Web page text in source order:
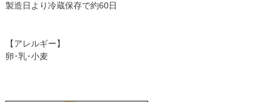
製造日より冷蔵保存で約60日
【アレルギー】
卵･乳･小麦